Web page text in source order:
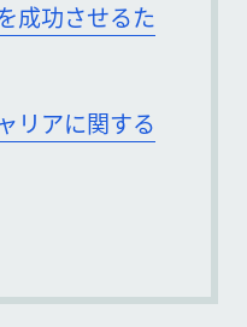
成功させるた
リアに関する